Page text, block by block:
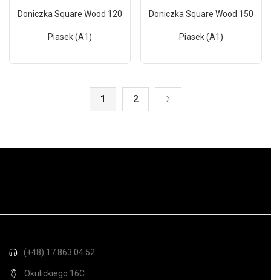
Doniczka Square Wood 120
Piasek (A1)
Doniczka Square Wood 150
Piasek (A1)
1 2
(+48) 17 863 04 52
Okulickiego 16C